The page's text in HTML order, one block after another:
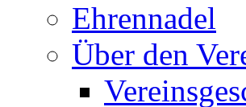
Ehrennadel
Über den